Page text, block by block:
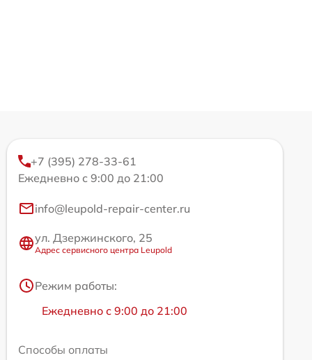
+7 (395) 278-33-61
Ежедневно с 9:00 до 21:00
info@leupold-repair-center.ru
ул. Дзержинского, 25
Адрес сервисного центра Leupold
Режим работы:
Ежедневно с 9:00 до 21:00
Способы оплаты